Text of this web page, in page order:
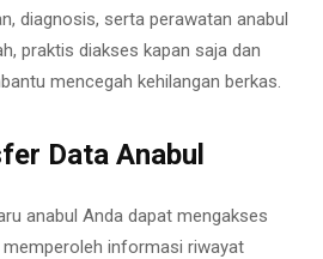
diagnosis, serta perawatan anabul
praktis diakses kapan saja dan
mencegah kehilangan berkas.
Data Anabul
anabul Anda dapat mengakses
memperoleh informasi riwayat